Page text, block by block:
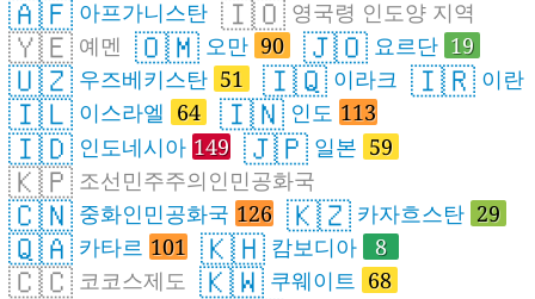
🇦🇫 아프가니스탄 🇮🇴 영국령 인도양 지역
🇾🇪 예멘 🇴🇲 오만 90 🇯🇴 요르단 19
🇺🇿 우즈베키스탄 51 🇮🇶 이라크 🇮🇷 이란
🇮🇱 이스라엘 64 🇮🇳 인도 113
🇮🇩 인도네시아 149 🇯🇵 일본 59
🇰🇵 조선민주주의인민공화국
🇨🇳 중화인민공화국 126 🇰🇿 카자흐스탄 29
🇶🇦 카타르 101 🇰🇭 캄보디아 8
🇨🇨 코코스제도 🇰🇼 쿠웨이트 68